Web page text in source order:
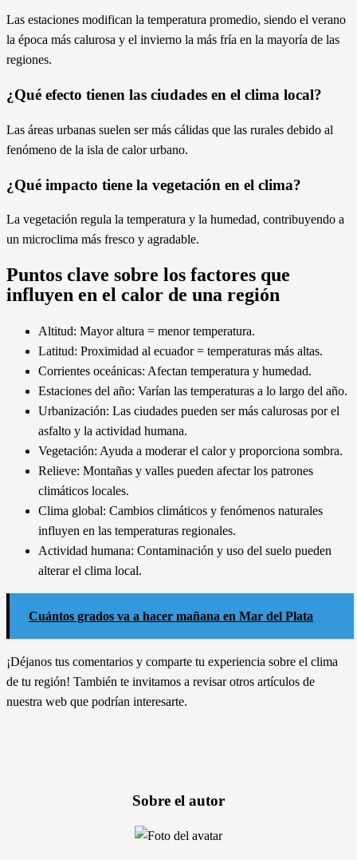
Las estaciones modifican la temperatura promedio, siendo el verano
la época más calurosa y el invierno la más fría en la mayoría de las
regiones.
¿Qué efecto tienen las ciudades en el clima local?
Las áreas urbanas suelen ser más cálidas que las rurales debido al
fenómeno de la isla de calor urbano.
¿Qué impacto tiene la vegetación en el clima?
La vegetación regula la temperatura y la humedad, contribuyendo a
un microclima más fresco y agradable.
Puntos clave sobre los factores que
influyen en el calor de una región
Altitud: Mayor altura = menor temperatura.
Latitud: Proximidad al ecuador = temperaturas más altas.
Corrientes oceánicas: Afectan temperatura y humedad.
Estaciones del año: Varían las temperaturas a lo largo del año.
Urbanización: Las ciudades pueden ser más calurosas por el
asfalto y la actividad humana.
Vegetación: Ayuda a moderar el calor y proporciona sombra.
Relieve: Montañas y valles pueden afectar los patrones
climáticos locales.
Clima global: Cambios climáticos y fenómenos naturales
influyen en las temperaturas regionales.
Actividad humana: Contaminación y uso del suelo pueden
alterar el clima local.
Cuántos grados va a hacer mañana en Mar del Plata
¡Déjanos tus comentarios y comparte tu experiencia sobre el clima
de tu región! También te invitamos a revisar otros artículos de
nuestra web que podrían interesarte.
Sobre el autor